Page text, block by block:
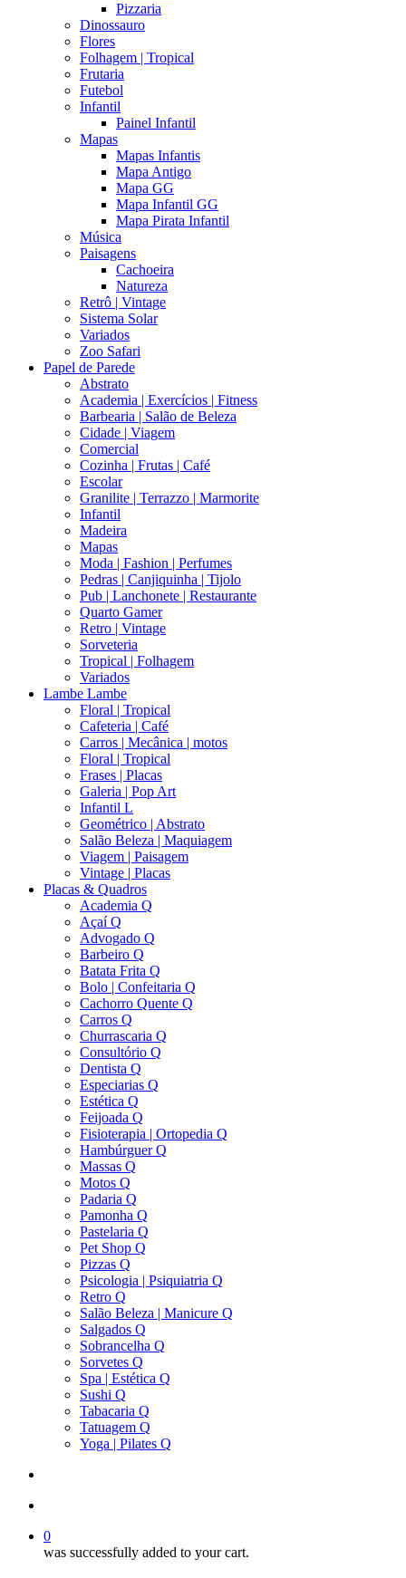
Pizzaria
Dinossauro
Flores
Folhagem | Tropical
Frutaria
Futebol
Infantil
Painel Infantil
Mapas
Mapas Infantis
Mapa Antigo
Mapa GG
Mapa Infantil GG
Mapa Pirata Infantil
Música
Paisagens
Cachoeira
Natureza
Retrô | Vintage
Sistema Solar
Variados
Zoo Safari
Papel de Parede
Abstrato
Academia | Exercícios | Fitness
Barbearia | Salão de Beleza
Cidade | Viagem
Comercial
Cozinha | Frutas | Café
Escolar
Granilite | Terrazzo | Marmorite
Infantil
Madeira
Mapas
Moda | Fashion | Perfumes
Pedras | Canjiquinha | Tijolo
Pub | Lanchonete | Restaurante
Quarto Gamer
Retro | Vintage
Sorveteria
Tropical | Folhagem
Variados
Lambe Lambe
Floral | Tropical
Cafeteria | Café
Carros | Mecânica | motos
Floral | Tropical
Frases | Placas
Galeria | Pop Art
Infantil L
Geométrico | Abstrato
Salão Beleza | Maquiagem
Viagem | Paisagem
Vintage | Placas
Placas & Quadros
Academia Q
Açaí Q
Advogado Q
Barbeiro Q
Batata Frita Q
Bolo | Confeitaria Q
Cachorro Quente Q
Carros Q
Churrascaria Q
Consultório Q
Dentista Q
Especiarias Q
Estética Q
Feijoada Q
Fisioterapia | Ortopedia Q
Hambúrguer Q
Massas Q
Motos Q
Padaria Q
Pamonha Q
Pastelaria Q
Pet Shop Q
Pizzas Q
Psicologia | Psiquiatria Q
Retro Q
Salão Beleza | Manicure Q
Salgados Q
Sobrancelha Q
Sorvetes Q
Spa | Estética Q
Sushi Q
Tabacaria Q
Tatuagem Q
Yoga | Pilates Q
0
was successfully added to your cart.